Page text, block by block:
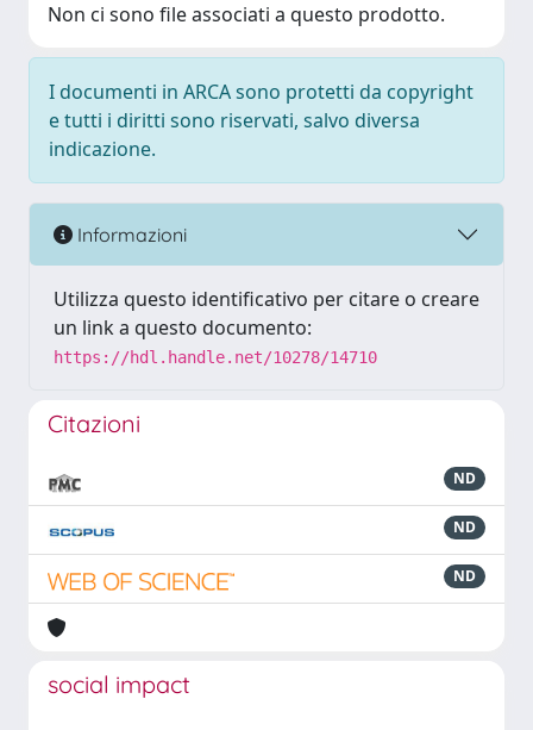
Non ci sono file associati a questo prodotto.
I documenti in ARCA sono protetti da copyright
e tutti i diritti sono riservati, salvo diversa
indicazione.
Informazioni
Utilizza questo identificativo per citare o creare
un link a questo documento:
https://hdl.handle.net/10278/14710
Citazioni
ND
ND
ND
social impact